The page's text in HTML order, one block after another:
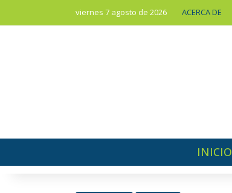
viernes 7 agosto de 2026 ACERCA DE
INICIO